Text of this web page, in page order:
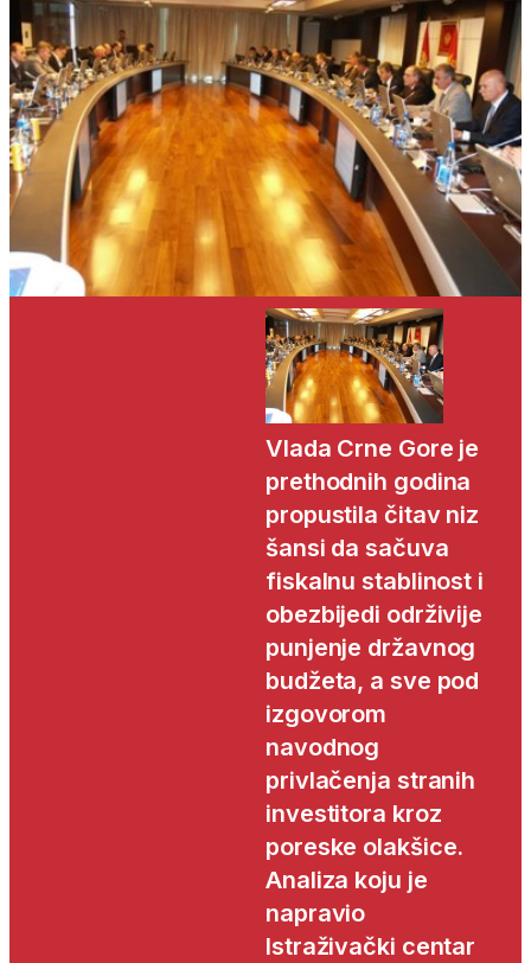
Vlada Crne Gore je
prethodnih godina
propustila čitav niz
šansi da sačuva
fiskalnu stablinost i
obezbijedi održivije
punjenje državnog
budžeta, a sve pod
izgovorom
navodnog
privlačenja stranih
investitora kroz
poreske olakšice.
Analiza koju je
napravio
Istraživački centar